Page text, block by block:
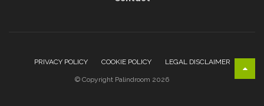
PRIVACY POLICY COOKIE POLICY LEGAL DISCLAIMER
© Copyright Palindroom 2026